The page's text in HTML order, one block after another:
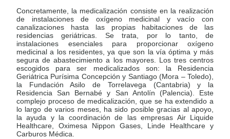
Concretamente, la medicalización consiste en la realización
de instalaciones de oxígeno medicinal y vacío con
canalizaciones hasta las propias habitaciones de las
residencias geriátricas. Se trata, por lo tanto, de
instalaciones esenciales para proporcionar oxígeno
medicinal a los residentes, ya que son la vía óptima y más
segura de abastecimiento a los mayores. Los tres centros
escogidos para ser medicalizados son: la Residencia
Geriátrica Purísima Concepción y Santiago (Mora – Toledo),
la Fundación Asilo de Torrelavega (Cantabria) y la
Residencia San Bernabé y San Antolín (Palencia). Este
complejo proceso de medicalización, que se ha extendido a
lo largo de varios meses, ha sido posible gracias al apoyo,
la ayuda y la coordinación de las empresas Air Liquide
Healthcare, Oximesa Nippon Gases, Linde Healthcare y
Carburos Médica.